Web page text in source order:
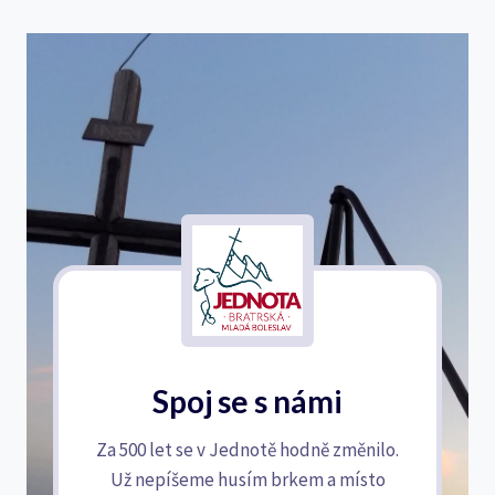
Spoj se s námi
Za 500 let se v Jednotě hodně změnilo.
Už nepíšeme husím brkem a místo